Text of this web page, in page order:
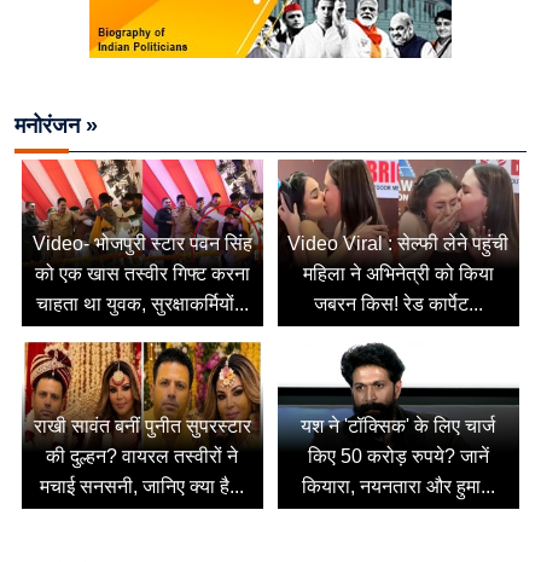
मनोरंजन »
Video- भोजपुरी स्टार पवन सिंह
को एक खास तस्वीर गिफ्ट करना
चाहता था युवक, सुरक्षाकर्मियों...
Video Viral : सेल्फी लेने पहुंची
महिला ने अभिनेत्री को किया
जबरन किस! रेड कार्पेट...
राखी सावंत बनीं पुनीत सुपरस्टार
की दुल्हन? वायरल तस्वीरों ने
मचाई सनसनी, जानिए क्या है...
यश ने 'टॉक्सिक' के लिए चार्ज
किए 50 करोड़ रुपये? जानें
कियारा, नयनतारा और हुमा...